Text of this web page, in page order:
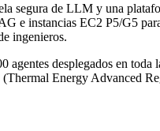
segura de LLM y una
e instancias EC2 P5/G5
ingenieros.
agentes desplegados en
Energy Advanced